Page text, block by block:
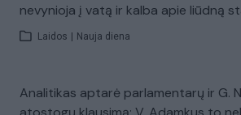
nevynioja į vatą ir kalba apie liūdną
Laidos Nauja diena
Analitikas aptarė parlamentarų ir G.